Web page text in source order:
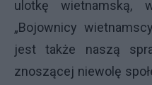
ulotkę wietnamską,
„Bojownicy
jest także naszą
znoszącej niewolę